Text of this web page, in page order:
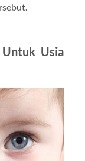
Usia